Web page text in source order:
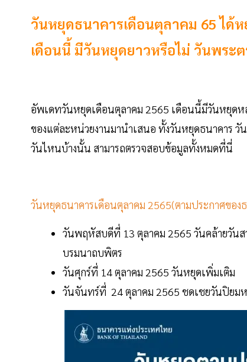
วันหยุดธนาคารเดือนตุลาคม 65 ได้
เดือนนี้ มีวันหยุดยาวหรือไม่ วันพร
อัพเดทวันหยุดเดือนตุลาคม 2565 เดือนนี้มีวันหยุดห
ของแต่ละหน่วยงานมานำเสนอ ทั้งวันหยุดธนาคาร
วันไหนบ้างนั้น สามารถตรวจสอบข้อมูลทั้งหมดที่นี่
วันหยุดธนาคารเดือนตุลาคม 2565(ตามประกาศของ
วันพฤหัสบดีที่ 13 ตุลาคม 2565 วันคล้ายวัน
บรมนาถบพิตร
วันศุกร์ที่ 14 ตุลาคม 2565 วันหยุดเพิ่มเติม
วันจันทร์ที่ 24 ตุลาคม 2565 ชดเชยวันปิยม